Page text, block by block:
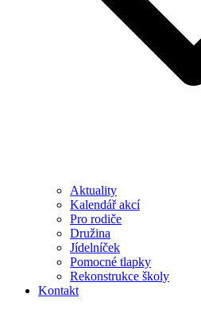
Aktuality
Kalendář akcí
Pro rodiče
Družina
Jídelníček
Pomocné tlapky
Rekonstrukce školy
Kontakt